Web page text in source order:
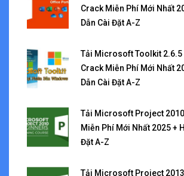
Crack Miễn Phí Mới Nhất
Dẫn Cài Đặt A-Z
Tải Microsoft Toolkit 2.6.5
Crack Miễn Phí Mới Nhất
Dẫn Cài Đặt A-Z
Tải Microsoft Project
Miễn Phí Mới Nhất 2025 +
Đặt A-Z
Tải Microsoft Project